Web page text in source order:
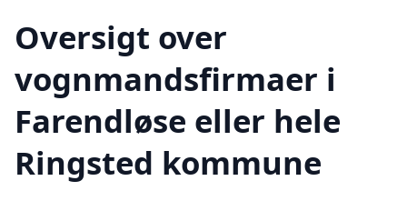
Oversigt over
vognmandsfirmaer i
Farendløse eller hele
Ringsted kommune